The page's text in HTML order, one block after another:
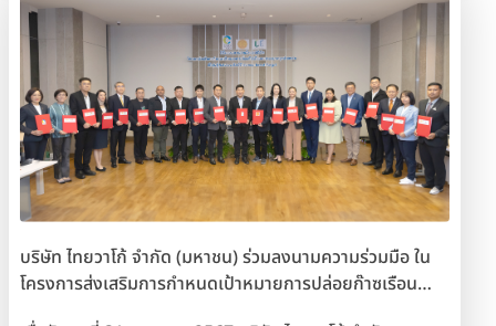
บริษัท ไทยวาโก้ จำกัด (มหาชน) ร่วมลงนามความร่วมมือ ใน
โครงการส่งเสริมการกำหนดเป้าหมายการปล่อยก๊าซเรือน